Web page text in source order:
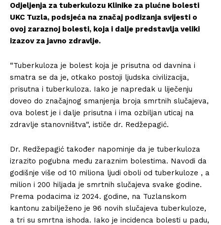
Odjeljenja za tuberkulozu Klinike za plućne bolesti
UKC Tuzla, podsjeća na značaj podizanja svijesti o
ovoj zaraznoj bolesti, koja i dalje predstavlja veliki
izazov za javno zdravlje.
“Tuberkuloza je bolest koja je prisutna od davnina i
smatra se da je, otkako postoji ljudska civilizacija,
prisutna i tuberkuloza. Iako je napredak u liječenju
doveo do značajnog smanjenja broja smrtnih slučajeva,
ova bolest je i dalje prisutna i ima ozbiljan uticaj na
zdravlje stanovništva“, ističe dr. Redžepagić.
Dr. Redžepagić također napominje da je tuberkuloza
izrazito pogubna među zaraznim bolestima. Navodi da
godišnje više od 10 miliona ljudi oboli od tuberkuloze , a
milion i 200 hiljada je smrtnih slučajeva svake godine.
Prema podacima iz 2024. godine, na Tuzlanskom
kantonu zabilježeno je 96 novih slučajeva tuberkuloze,
a tri su smrtna ishoda. Iako je incidenca bolesti u padu,